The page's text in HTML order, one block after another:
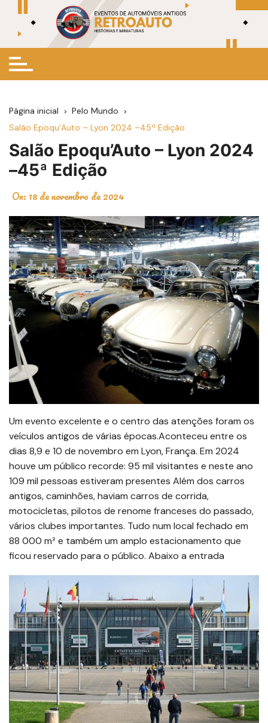
conteúdo
Página inicial
Pelo Mundo
Salão Epoqu’Auto – Lyon 2024 –45ª Edição
Salão Epoqu’Auto – Lyon 2024
–45ª Edição
On: 18 de novembro de 2024
Um evento excelente e o centro das atenções foram os
veículos antigos de várias épocas.Aconteceu entre os
dias 8,9 e 10 de novembro em Lyon, França. Em 2024
houve um público recorde: 95 mil visitantes e neste ano
109 mil pessoas estiveram presentes Além dos carros
antigos, caminhões, haviam carros de corrida,
motocicletas, pilotos de renome franceses do passado,
vários clubes importantes. Tudo num local fechado em
88 000 m² e também um amplo estacionamento que
ficou reservado para o público. Abaixo a entrada